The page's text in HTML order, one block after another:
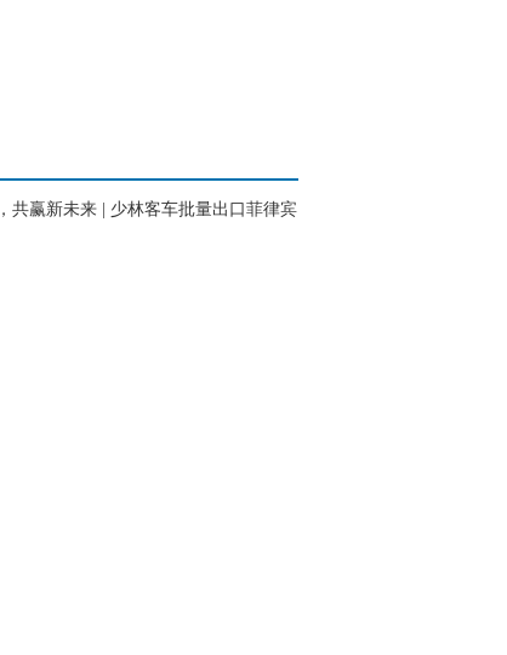
共赢新未来 | 少林客车批量出口菲律宾